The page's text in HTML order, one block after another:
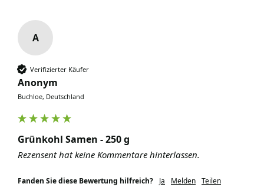
A
Verifizierter Käufer
Anonym
Buchloe, Deutschland
Grünkohl Samen - 250 g
Rezensent hat keine Kommentare hinterlassen.
Fanden Sie diese Bewertung hilfreich? Ja Melden Teilen